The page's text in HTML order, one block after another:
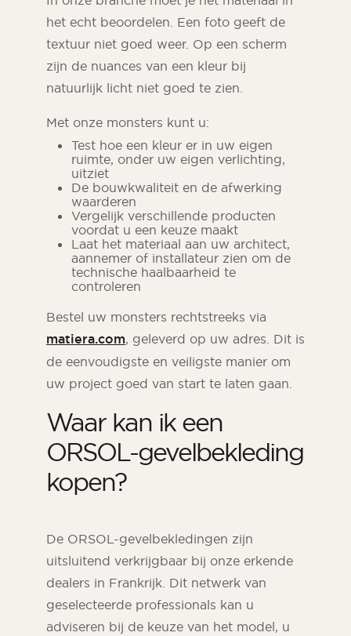
het echt beoordelen. Een foto geeft de
textuur niet goed weer. Op een scherm
zijn de nuances van een kleur bij
natuurlijk licht niet goed te zien.
Met onze monsters kunt u:
Test hoe een kleur er in uw eigen
ruimte, onder uw eigen verlichting,
uitziet
De bouwkwaliteit en de afwerking
waarderen
Vergelijk verschillende producten
voordat u een keuze maakt
Laat het materiaal aan uw architect,
aannemer of installateur zien om de
technische haalbaarheid te
controleren
Bestel uw monsters rechtstreeks via
matiera.com, geleverd op uw adres. Dit is
de eenvoudigste en veiligste manier om
uw project goed van start te laten gaan.
Waar kan ik een
ORSOL-gevelbekleding
kopen?
De ORSOL-gevelbekledingen zijn
uitsluitend verkrijgbaar bij onze erkende
dealers in Frankrijk. Dit netwerk van
geselecteerde professionals kan u
adviseren bij de keuze van het model, u